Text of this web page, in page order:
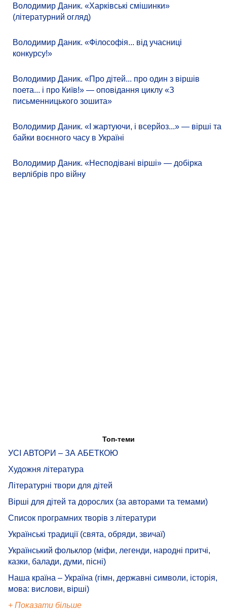
Володимир Даник. «Харківські смішинки»
(літературний огляд)
Володимир Даник. «Філософія... від учасниці
конкурсу!»
Володимир Даник. «Про дітей... про один з віршів
поета... і про Київ!» — оповідання циклу «З
письменницького зошита»
Володимир Даник. «І жартуючи, і всерйоз...» — вірші та
байки воєнного часу в Україні
Володимир Даник. «Несподівані вірші» — добірка
верлібрів про війну
Топ-теми
УСІ АВТОРИ – ЗА АБЕТКОЮ
Художня література
Літературні твори для дітей
Вірші для дітей та дорослих (за авторами та темами)
Список програмних творів з літератури
Українські традиції (свята, обряди, звичаї)
Український фольклор (міфи, легенди, народні притчі,
казки, балади, думи, пісні)
Наша країна – Україна (гімн, державні символи, історія,
мова: вислови, вірші)
+ Показати більше